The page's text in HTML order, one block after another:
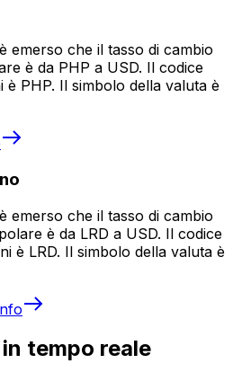
emerso che il tasso di cambio
è da PHP a USD. Il codice
è PHP. Il simbolo della valuta è
emerso che il tasso di cambio
è da LRD a USD. Il codice
è LRD. Il simbolo della valuta è
tempo reale